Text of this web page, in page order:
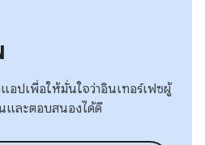
อปเพื่อให้มั่นใจว่าอินเทอร์เฟซผู้
นและตอบสนองได้ดี